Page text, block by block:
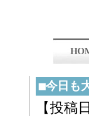
■今日も
【投稿